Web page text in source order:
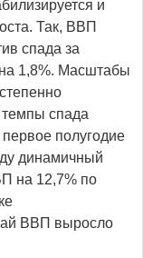
и
Так, ВВП
спада за
1,8%. Масштабы
спада
полугодие
динамичный
на 12,7% по
ВВП выросло